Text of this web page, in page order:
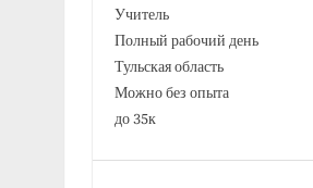
Учитель
Полный рабочий день
Тульская область
Можно без опыта
до 35к